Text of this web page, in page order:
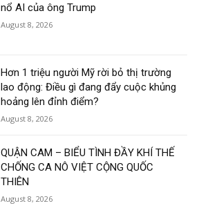
nổ AI của ông Trump
August 8, 2026
Hơn 1 triệu người Mỹ rời bỏ thị trường
lao động: Điều gì đang đẩy cuộc khủng
hoảng lên đỉnh điểm?
August 8, 2026
QUẬN CAM – BIỂU TÌNH ĐẦY KHÍ THẾ
CHỐNG CA NÔ VIỆT CỘNG QUỐC
THIÊN
August 8, 2026